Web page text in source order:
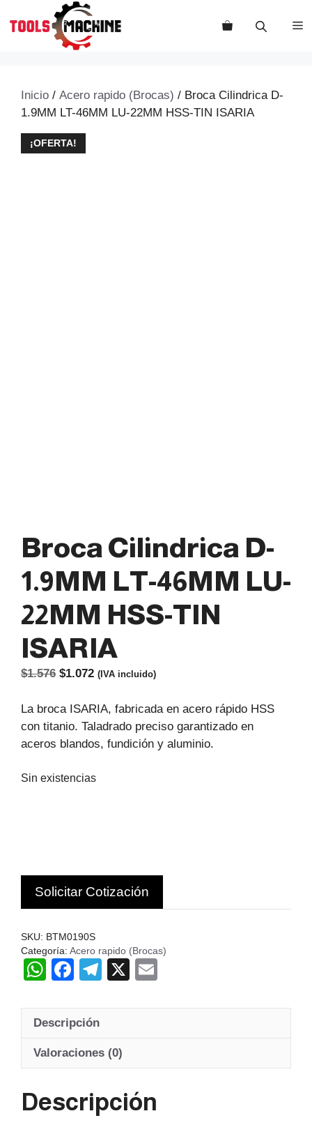
Inicio / Acero rapido (Brocas) / Broca Cilindrica D-
1.9MM LT-46MM LU-22MM HSS-TIN ISARIA
¡OFERTA!
Broca Cilindrica D-
1.9MM LT-46MM LU-
22MM HSS-TIN
ISARIA
$1.576 El
original
era:
$1.576.
$1.072El
actual
es:
$1.072.
(IVA incluido)
La broca ISARIA, fabricada en acero rápido HSS
con titanio. Taladrado preciso garantizado en
aceros blandos, fundición y aluminio.
Sin existencias
Solicitar Cotización
SKU: BTM0190S
Categoría: Acero rapido (Brocas)
W
at
A
p
F
c
b
o
T
e
a
X
ail
Descripción
Valoraciones (0)
Descripción